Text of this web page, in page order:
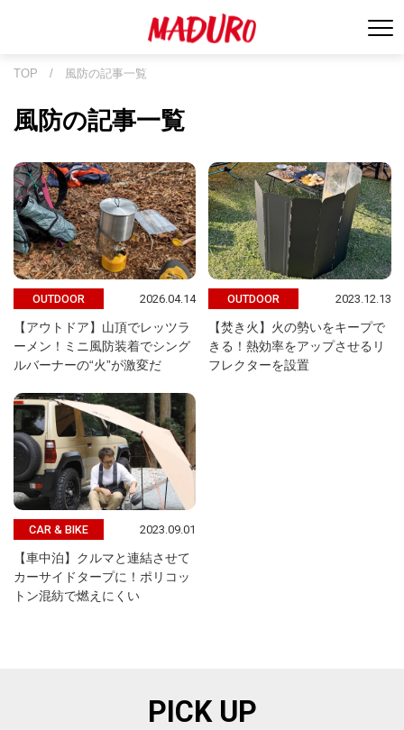
TOP / 風防の記事一覧
風防の記事一覧
OUTDOOR 2026.04.14
【アウトドア】山頂でレッツラ
ーメン！ミニ風防装着でシング
ルバーナーの“火”が激変だ
OUTDOOR 2023.12.13
【焚き火】火の勢いをキープで
きる！熱効率をアップさせるリ
フレクターを設置
CAR & BIKE 2023.09.01
【車中泊】クルマと連結させて
カーサイドタープに！ポリコッ
トン混紡で燃えにくい
PICK UP